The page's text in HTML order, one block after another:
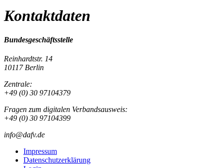
Kontaktdaten
Bundesgeschäftsstelle
Reinhardtstr. 14
10117 Berlin
Zentrale:
+49 (0) 30 97104379
Fragen zum digitalen Verbandsausweis:
+49 (0) 30 97104399
info@dafv.de
Impressum
Datenschutzerklärung